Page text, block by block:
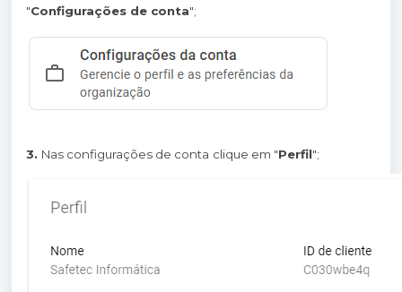
"Configurações de conta";
3. Nas configurações de conta clique em "Perfil";